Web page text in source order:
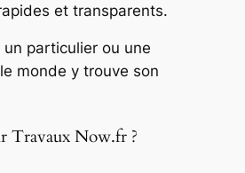
et transparents.
un particulier ou une
monde y trouve son
Travaux Now.fr ?